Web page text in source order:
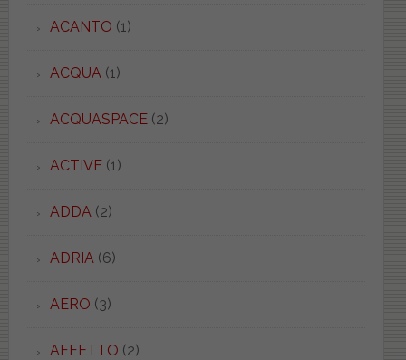
ACANTO (1)
ACQUA (1)
ACQUASPACE(2)
ACTIVE(1)
ADDA (2)
ADRIA (6)
AERO (3)
AFFETTO (2)